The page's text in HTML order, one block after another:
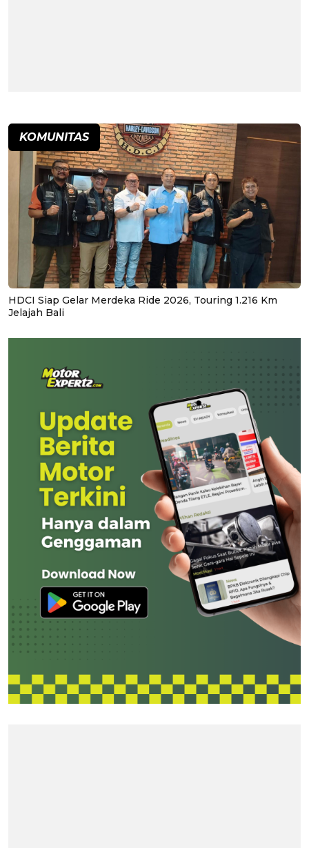
KOMUNITAS
HDCI Siap Gelar Merdeka Ride 2026, Touring 1.216 Km
Jelajah Bali